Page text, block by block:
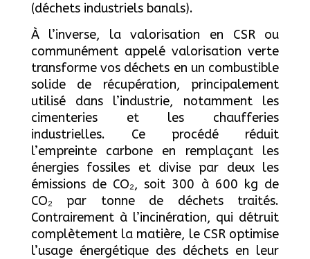
(déchets industriels banals).
À l’inverse, la valorisation en CSR ou
communément appelé valorisation verte
transforme vos déchets en un combustible
solide de récupération, principalement
utilisé dans l’industrie, notamment les
cimenteries et les chaufferies
industrielles. Ce procédé réduit
l’empreinte carbone en remplaçant les
énergies fossiles et divise par deux les
émissions de CO₂, soit 300 à 600 kg de
CO₂ par tonne de déchets traités.
Contrairement à l’incinération, qui détruit
complètement la matière, le CSR optimise
l’usage énergétique des déchets en leur